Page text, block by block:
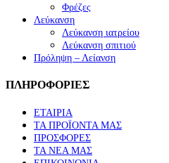
Φρέζες
Λεύκανση
Λεύκανση ιατρείου
Λεύκανση σπιτιού
Πρόληψη – Λείανση
ΠΛΗΡΟΦΟΡΙΕΣ
ΕΤΑΙΡΙΑ
ΤΑ ΠΡΟΪΟΝΤΑ ΜΑΣ
ΠΡΟΣΦΟΡΕΣ
ΤΑ ΝΕΑ ΜΑΣ